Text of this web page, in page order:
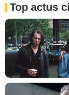
Top actus